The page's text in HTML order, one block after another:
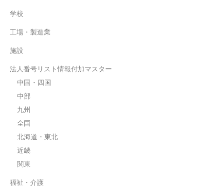
学校
工場・製造業
施設
法人番号リスト情報付加マスター
中国・四国
中部
九州
全国
北海道・東北
近畿
関東
福祉・介護